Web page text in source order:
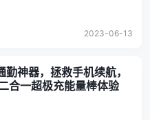
2023-06-13
勤神器，拯救手机续航，
合一超极充能量棒体验